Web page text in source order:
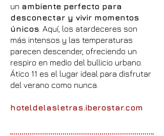
un ambiente perfecto para
desconectar y vivir momentos
únicos . Aquí, los atardeceres son
más intensos y las temperaturas
parecen descender, ofreciendo un
respiro en medio del bullicio urbano.
Ático 11 es el lugar ideal para disfrutar
del verano como nunca.
hoteldelasletras.iberostar.com